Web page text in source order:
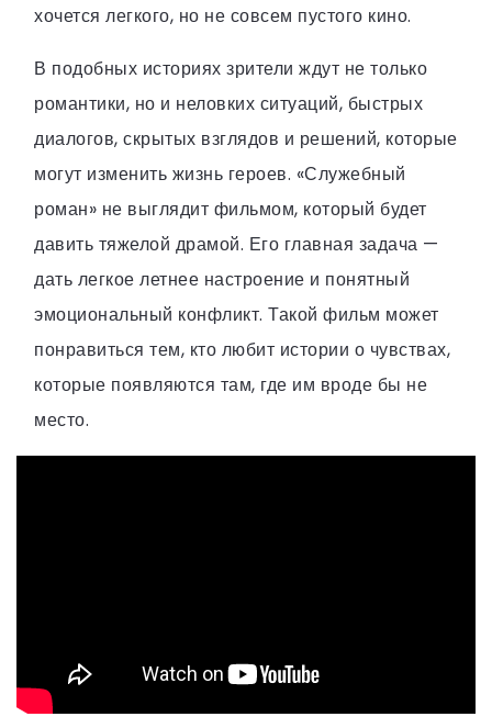
хочется легкого, но не совсем пустого кино.
В подобных историях зрители ждут не только
романтики, но и неловких ситуаций, быстрых
диалогов, скрытых взглядов и решений, которые
могут изменить жизнь героев. «Служебный
роман» не выглядит фильмом, который будет
давить тяжелой драмой. Его главная задача —
дать легкое летнее настроение и понятный
эмоциональный конфликт. Такой фильм может
понравиться тем, кто любит истории о чувствах,
которые появляются там, где им вроде бы не
место.